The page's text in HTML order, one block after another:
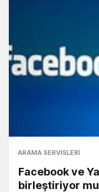
ARAMA SERVISLERI
Facebook ve
birleştiriyor